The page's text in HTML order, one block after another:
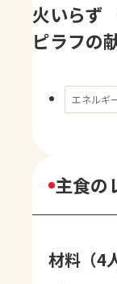
火いらず
ピラフの
エネルギ
主食の
材料（4